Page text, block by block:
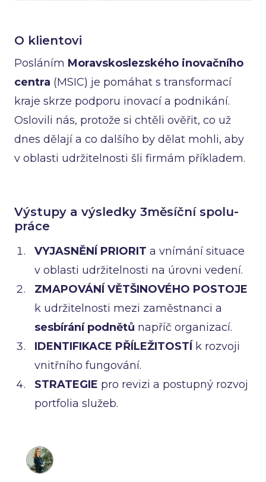
O klientovi
Posláním Moravskoslezského inovačního
centra (MSIC) je pomáhat s transformací
kraje skrze podporu inovací a podnikání.
Oslovili nás, protože si chtěli ověřit, co už
dnes dělají a co dalšího by dělat mohli, aby
v oblasti udržitelnosti šli firmám příkladem.
Výstupy a výsledky 3měsíční spolu-
práce
VYJASNĚNÍ PRIORIT a vnímání situace
v oblasti udržitelnosti na úrovni vedení.
ZMAPOVÁNÍ VĚTŠINOVÉHO POSTOJE
k udržitelnosti mezi zaměstnanci a
sesbírání podnětů napříč organizací.
IDENTIFIKACE PŘÍLEŽITOSTÍ k rozvoji
vnitřního fungování.
STRATEGIE pro revizi a postupný rozvoj
portfolia služeb.